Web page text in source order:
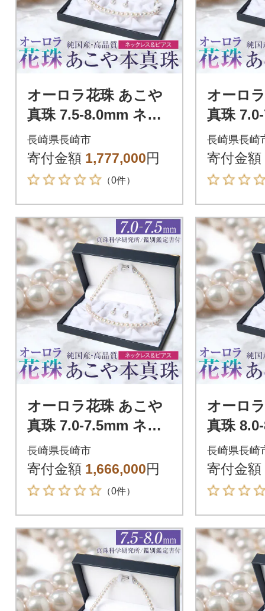
オーロラ花珠 あこや
真珠 7.5-8.0mm ネッ
クレス ピアス セット
パール 鑑別鑑定書付
長崎県長崎市
寄付金額 1,777,000円
（0件）
オーロ
真珠
クレス
ット パ
書付
長崎県長崎
寄付金額
オーロラ花珠 あこや
真珠 7.0-7.5mm ネッ
クレス ピアス セット
パール 鑑別鑑定書付
長崎県長崎市
寄付金額 1,666,000円
（0件）
オーロ
真珠
クレス
ット パ
書付
長崎県長崎
寄付金額